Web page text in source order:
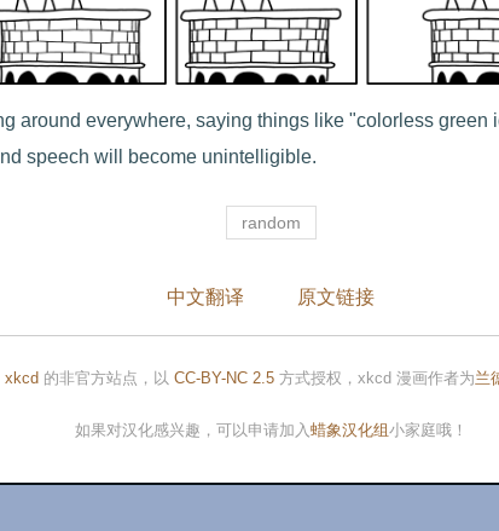
around everywhere, saying things like "colorless
speech will become unintelligible.
random
中文翻译 原文链接
xkcd 的非官方站点，以 CC-BY-NC 2.5方式授权，xkcd 漫画作者为兰
如果对汉化感兴趣，可以申请加入 蜡象汉化组小家庭哦！